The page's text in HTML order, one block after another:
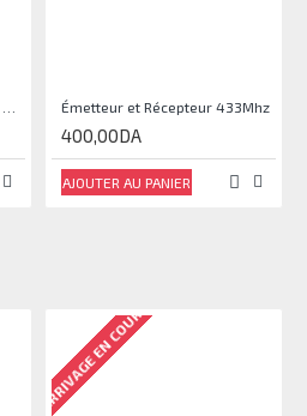
Émetteur et Récepteur 433Mhz
400,00DA
AJOUTER AU PANIER
ARRIVAGE EN COURS